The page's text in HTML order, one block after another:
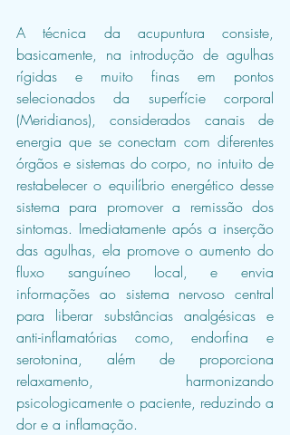
A técnica da acupuntura consiste,
basicamente, na introdução de agulhas
rígidas e muito finas em pontos
selecionados da superfície corporal
(Meridianos), considerados canais de
energia que se conectam com diferentes
órgãos e sistemas do corpo, no intuito de
restabelecer o equilíbrio energético desse
sistema para promover a remissão dos
sintomas. Imediatamente após a inserção
das agulhas, ela promove o aumento do
fluxo sanguíneo local, e envia
informações ao sistema nervoso central
para liberar substâncias analgésicas e
anti-inflamatórias como, endorfina e
serotonina, além de proporciona
relaxamento, harmonizando
psicologicamente o paciente, reduzindo a
dor e a inflamação.